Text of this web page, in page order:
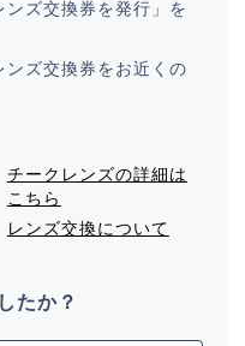
ズ交換券を発行」を
ズ交換券をお近くの
チークレンズの詳細は
こちら
レンズ交換について
たか？